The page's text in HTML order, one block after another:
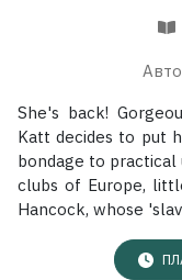
Серии
Экранизации
Коллекции
She's back!
Katt decides to put
bondage to practical
clubs of Europe,
Hancock, whose